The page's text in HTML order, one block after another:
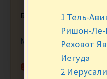
₪ за 100
Мин. заказ от 250
Нет в наличии
1 Тель-
Ришон-
Реховот
Иегуда
2